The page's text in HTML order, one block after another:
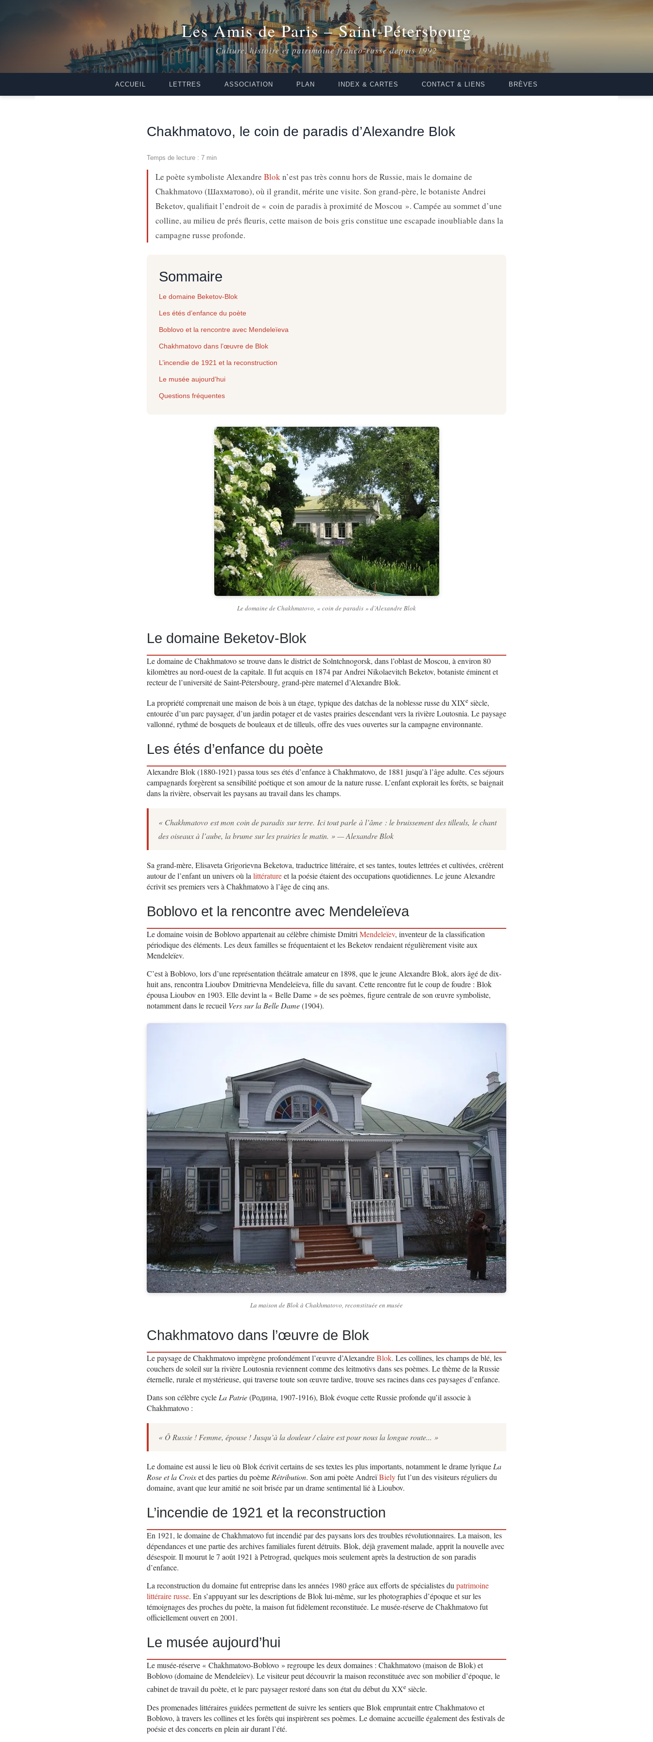
Les Amis de Paris – Saint-Pétersbourg
Culture, histoire et patrimoine franco-russe depuis 1992
ACCUEIL LETTRES ASSOCIATION PLAN INDEX & CARTES CONTACT & LIENS BRÈVES
Chakhmatovo, le coin de paradis d’Alexandre Blok
Temps de lecture : 7 min
Le poète symboliste Alexandre Blokn’est pas très connu hors de Russie, mais le domaine de
Chakhmatovo (Шахматово), où il grandit, mérite une visite. Son grand-père, le botaniste Andrei
Beketov, qualifiait l’endroit de « coin de paradis à proximité de Moscou ». Campée au sommet d’une
colline, au milieu de prés fleuris, cette maison de bois gris constitue une escapade inoubliable dans la
campagne russe profonde.
Sommaire
Le domaine Beketov-Blok
Les étés d’enfance du poète
Boblovo et la rencontre avec Mendeleïeva
Chakhmatovo dans l’œuvre de Blok
L’incendie de 1921 et la reconstruction
Le musée aujourd’hui
Questions fréquentes
Le domaine de Chakhmatovo, « coin de paradis » d’Alexandre Blok
Le domaine Beketov-Blok
Le domaine de Chakhmatovo se trouve dans le district de Solntchnogorsk, dans l’oblast de Moscou, à environ 80
kilomètres au nord-ouest de la capitale. Il fut acquis en 1874 par Andrei Nikolaevitch Beketov, botaniste éminent et
recteur de l’université de Saint-Pétersbourg, grand-père maternel d’Alexandre Blok.
La propriété comprenait une maison de bois à un étage, typique des datchas de la noblesse russe du XIXe siècle,
entourée d’un parc paysager, d’un jardin potager et de vastes prairies descendant vers la rivière Loutosnia. Le paysage
vallonné, rythmé de bosquets de bouleaux et de tilleuls, offre des vues ouvertes sur la campagne environnante.
Les étés d’enfance du poète
Alexandre Blok (1880-1921) passa tous ses étés d’enfance à Chakhmatovo, de 1881 jusqu’à l’âge adulte. Ces séjours
campagnards forgèrent sa sensibilité poétique et son amour de la nature russe. L’enfant explorait les forêts, se baignait
dans la rivière, observait les paysans au travail dans les champs.
« Chakhmatovo est mon coin de paradis sur terre. Ici tout parle à l’âme : le bruissement des tilleuls, le chant
des oiseaux à l’aube, la brume sur les prairies le matin. » — Alexandre Blok
Sa grand-mère, Elisaveta Grigorievna Beketova, traductrice littéraire, et ses tantes, toutes lettrées et cultivées, créèrent
autour de l’enfant un univers où lalittératureet la poésie étaient des occupations quotidiennes. Le jeune Alexandre
écrivit ses premiers vers à Chakhmatovo à l’âge de cinq ans.
Boblovo et la rencontre avec Mendeleïeva
Le domaine voisin de Boblovo appartenait au célèbre chimiste DmitriMendeleïev, inventeur de la classification
périodique des éléments. Les deux familles se fréquentaient et les Beketov rendaient régulièrement visite aux
Mendeleïev.
C’est à Boblovo, lors d’une représentation théâtrale amateur en 1898, que le jeune Alexandre Blok, alors âgé de dix-
huit ans, rencontra Lioubov Dmitrievna Mendeleïeva, fille du savant. Cette rencontre fut le coup de foudre : Blok
épousa Lioubov en 1903. Elle devint la « Belle Dame » de ses poèmes, figure centrale de son œuvre symboliste,
notamment dans le recueil Vers sur la Belle Dame(1904).
La maison de Blok à Chakhmatovo, reconstituée en musée
Chakhmatovo dans l’œuvre de Blok
Le paysage de Chakhmatovo imprègne profondément l’œuvre d’AlexandreBlok. Les collines, les champs de blé, les
couchers de soleil sur la rivière Loutosnia reviennent comme des leitmotivs dans ses poèmes. Le thème de la Russie
éternelle, rurale et mystérieuse, qui traverse toute son œuvre tardive, trouve ses racines dans ces paysages d’enfance.
Dans son célèbre cycleLa Patrie(Родина, 1907-1916), Blok évoque cette Russie profonde qu’il associe à
Chakhmatovo :
« Ô Russie ! Femme, épouse ! Jusqu’à la douleur / claire est pour nous la longue route... »
Le domaine est aussi le lieu où Blok écrivit certains de ses textes les plus importants, notamment le drame lyriqueLa
Rose et la Croixet des parties du poèmeRétribution. Son ami poète AndreïBielyfut l’un des visiteurs réguliers du
domaine, avant que leur amitié ne soit brisée par un drame sentimental lié à Lioubov.
L’incendie de 1921 et la reconstruction
En 1921, le domaine de Chakhmatovo fut incendié par des paysans lors des troubles révolutionnaires. La maison, les
dépendances et une partie des archives familiales furent détruits. Blok, déjà gravement malade, apprit la nouvelle avec
désespoir. Il mourut le 7 août 1921 à Petrograd, quelques mois seulement après la destruction de son paradis
d’enfance.
La reconstruction du domaine fut entreprise dans les années 1980 grâce aux efforts de spécialistes dupatrimoine
littéraire russe. En s’appuyant sur les descriptions de Blok lui-même, sur les photographies d’époque et sur les
témoignages des proches du poète, la maison fut fidèlement reconstituée. Le musée-réserve de Chakhmatovo fut
officiellement ouvert en 2001.
Le musée aujourd’hui
Le musée-réserve « Chakhmatovo-Boblovo » regroupe les deux domaines : Chakhmatovo (maison de Blok) et
Boblovo (domaine de Mendeleïev). Le visiteur peut découvrir la maison reconstituée avec son mobilier d’époque, le
cabinet de travail du poète, et le parc paysager restoré dans son état du début du XXe siècle.
Des promenades littéraires guidées permettent de suivre les sentiers que Blok empruntait entre Chakhmatovo et
Boblovo, à travers les collines et les forêts qui inspirèrent ses poèmes. Le domaine accueille également des festivals de
poésie et des concerts en plein air durant l’été.